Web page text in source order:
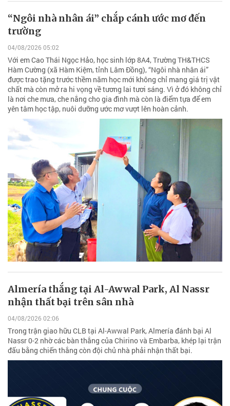
“Ngôi nhà nhân ái” chắp cánh ước mơ đến
trường
04/08/2026 05:02
Với em Cao Thái Ngọc Hảo, học sinh lớp 8A4, Trường TH&THCS
Hàm Cường (xã Hàm Kiệm, tỉnh Lâm Đồng), “Ngôi nhà nhân ái”
được trao tặng trước thềm năm học mới không chỉ mang giá trị vật
chất mà còn mở ra hi vọng về tương lai tươi sáng. Vì ở đó không chỉ
là nơi che mưa, che nắng cho gia đình mà còn là điểm tựa để em
yên tâm học tập, nuôi dưỡng ước mơ vượt lên hoàn cảnh.
Almería thắng tại Al-Awwal Park, Al Nassr
nhận thất bại trên sân nhà
04/08/2026 02:06
Trong trận giao hữu CLB tại Al-Awwal Park, Almería đánh bại Al
Nassr 0-2 nhờ các bàn thắng của Chirino và Embarba, khép lại trận
đấu bằng chiến thắng còn đội chủ nhà phải nhận thất bại.